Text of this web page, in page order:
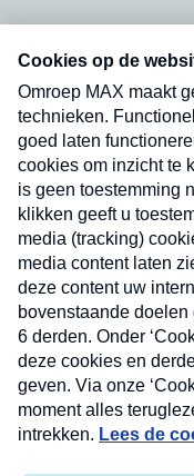
nieuwsbrief. Elke
uw mailbox.
Nieuwsbrief
Neem hier een
nieuwsbrief. Elke